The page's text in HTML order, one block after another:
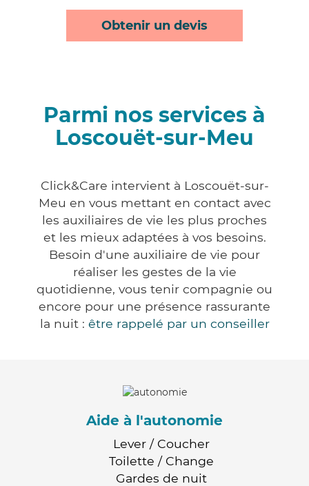
Obtenir un devis
Parmi nos services à
Loscouët-sur-Meu
Click&Care intervient à Loscouët-sur-
Meu en vous mettant en contact avec
les auxiliaires de vie les plus proches
et les mieux adaptées à vos besoins.
Besoin d'une auxiliaire de vie pour
réaliser les gestes de la vie
quotidienne, vous tenir compagnie ou
encore pour une présence rassurante
la nuit : être rappelé par un conseiller
Aide à l'autonomie
Lever / Coucher
Toilette / Change
Gardes de nuit